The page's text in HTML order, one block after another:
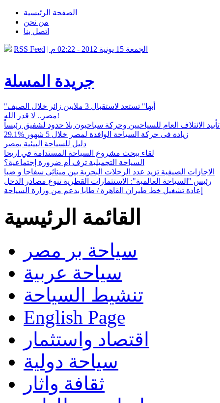
الصفحة الرئيسية
من نحن
اتصل بنا
RSS Feed | الجمعة 15 يونية 2012 - 02:22 م
جريدة المسلة
"أبها" تستعد لاستقبال 3 ملايين زائر خلال الصيف
مصر.. لا قدر الله!
الائتلاف العام للسياحيين وحركة سياحيون بلا حدود لشفيق رئيساً
29.1% زيادة فى حركة السياحة الوافدة لمصر خلال 5 شهور
دليل للسياحة البيئية بمصر
لقاء يبحث مشروع السياحة المستدامة في اريحا
السياحة التجميلية ترف أم ضرورة إجتماعية؟
الاجازات الصيفية تزيد عدد الرحلات البحرية بين مينائى سفاجا و ضبا
رئيس "السياحة العالمية": الاستثمارات القطرية تنوع مصادر الدخل
إعادة تشغيل خط طيران القاهرة / طابا بدعم من وزارة السياحة
القائمة الرئيسية
سياحة بر مصر
سياحة عربية
تنشيط السياحة
English Page
اقتصاد واستثمار
سياحة دولية
ثقافة واثار